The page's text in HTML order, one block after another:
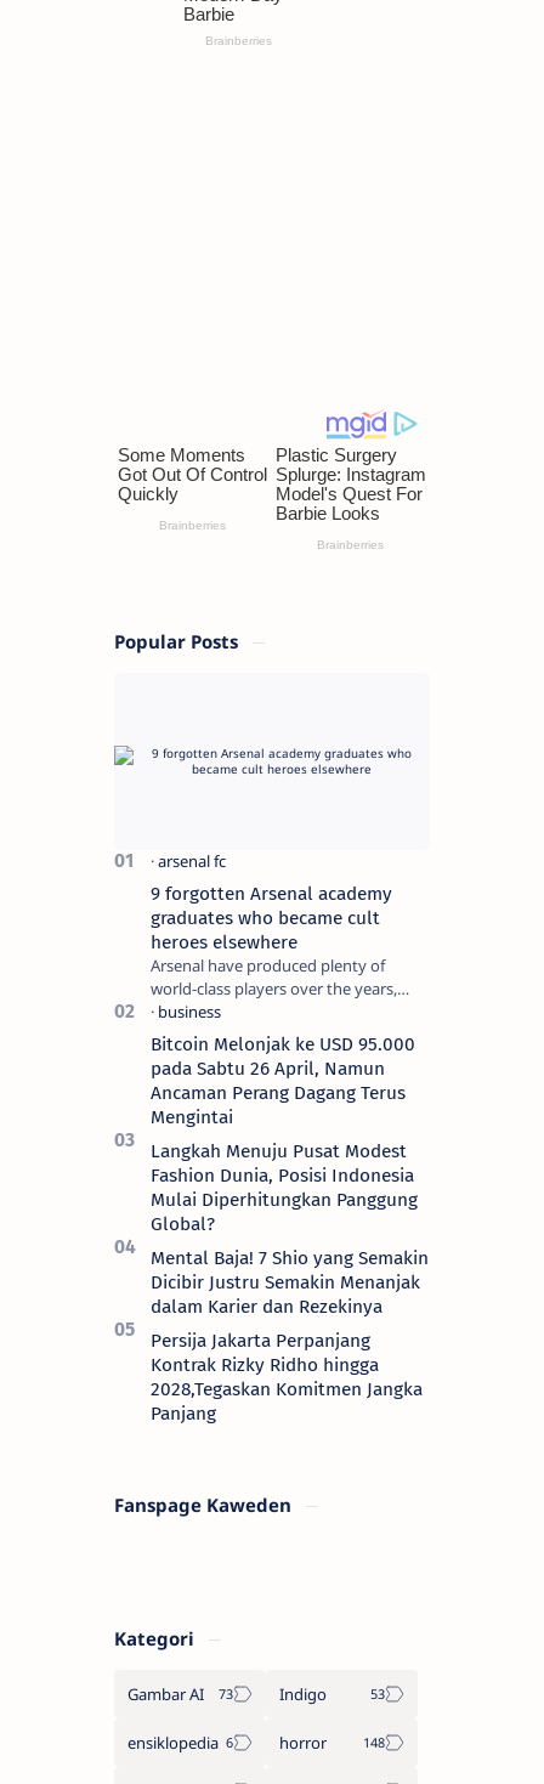
Popular Posts
9 forgotten Arsenal academy
graduates who became cult
heroes elsewhere
Arsenal have produced plenty of
world-class players over the years,
although not all of them make the
grade at the Emirates. For every Tony
Ada…
Bitcoin Melonjak ke USD 95.000
pada Sabtu 26 April, Namun
Ancaman Perang Dagang Terus
Mengintai
Langkah Menuju Pusat Modest
Fashion Dunia, Posisi Indonesia
Mulai Diperhitungkan Panggung
Global?
Mental Baja! 7 Shio yang Semakin
Dicibir Justru Semakin Menanjak
dalam Karier dan Rezekinya
Persija Jakarta Perpanjang
Kontrak Rizky Ridho hingga
2028,Tegaskan Komitmen Jangka
Panjang
Fanspage Kaweden
Kategori
Gambar AI Indigo
ensiklopedia horror